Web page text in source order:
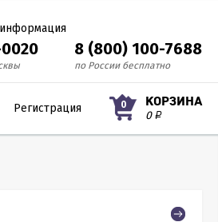
8 (800) 100-7688
по России бесплатно
Регистрация 0 КОРЗИНА
0 Р